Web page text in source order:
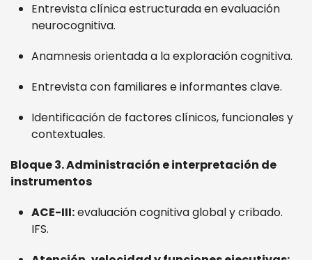
Entrevista clínica estructurada en evaluación
neurocognitiva.
Anamnesis orientada a la exploración cognitiva.
Entrevista con familiares e informantes clave.
Identificación de factores clínicos, funcionales y
contextuales.
Bloque 3. Administración e interpretación de
instrumentos
ACE-III:evaluación cognitiva global y cribado.
IFS.